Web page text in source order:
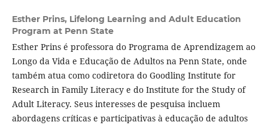
Esther Prins, Lifelong Learning and Adult Education
Program at Penn State
Esther Prins é professora do Programa de Aprendizagem ao
Longo da Vida e Educação de Adultos na Penn State, onde
também atua como codiretora do Goodling Institute for
Research in Family Literacy e do Institute for the Study of
Adult Literacy. Seus interesses de pesquisa incluem
abordagens críticas e participativas à educação de adultos